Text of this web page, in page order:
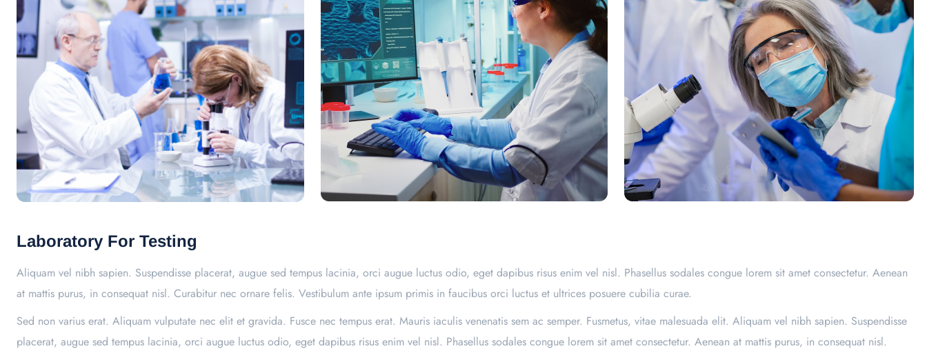
Laboratory For Testing
Aliquam vel nibh sapien. Suspendisse placerat, augue sed tempus lacinia, orci augue luctus odio, eget dapibus risus enim vel nisl. Phasellus sodales congue lorem sit amet consectetur. Aenean
at mattis purus, in consequat nisl. Curabitur nec ornare felis. Vestibulum ante ipsum primis in faucibus orci luctus et ultrices posuere cubilia curae.
Sed non varius erat. Aliquam vulputate nec elit et gravida. Fusce nec tempus erat. Mauris iaculis venenatis sem ac semper. Fusmetus, vitae malesuada elit. Aliquam vel nibh sapien. Suspendisse
placerat, augue sed tempus lacinia, orci augue luctus odio, eget dapibus risus enim vel nisl. Phasellus sodales congue lorem sit amet consectetur. Aenean at mattis purus, in consequat nisl.